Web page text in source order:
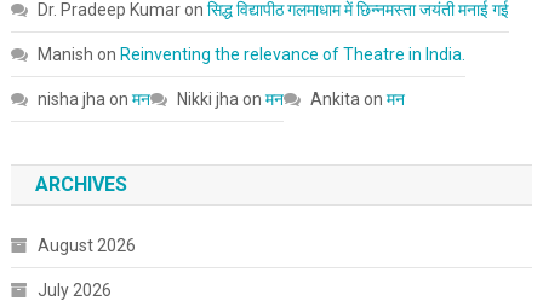
Dr. Pradeep Kumaron सिद्ध विद्यापीठ गलमाधाम में छिन्नमस्ता जयंती मनाई गई
Manish on Reinventing the relevance of Theatre in India.
nisha jha on मन Nikki jha on मन Ankita on मन
ARCHIVES
August 2026
July 2026